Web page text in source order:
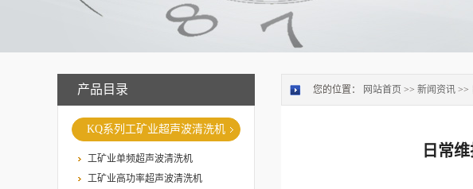
产品目录
KQ系列工矿业超声波清洗机
工矿业单频超声波清洗机
工矿业高功率超声波清洗机
您的位置： 网站首页 >> 新闻资讯 >>
日常